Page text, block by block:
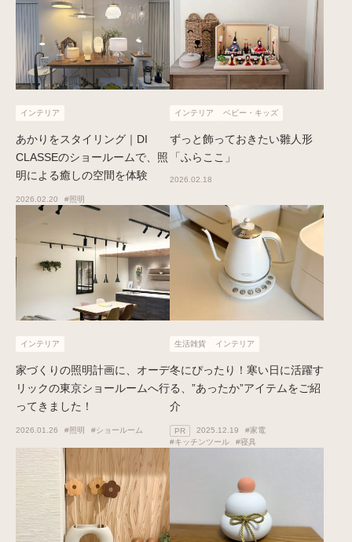
インテリア
あかりをスタイリング｜DI
CLASSEのショールームで、照
明による癒しの空間を体験
2026.02.20 #照明
インテリア ベビー・キッズ
ずっと飾っておきたい雛人形
「ふらここ」
2026.02.18
インテリア
家づくりの照明計画に、オーデ
リックの東京ショールームへ行
ってきました！
2026.01.26 #照明 #ショールーム
生活雑貨 インテリア
冬にぴったり！寒い日に活躍す
る、”あったか”アイテムをご紹
介
PR 2025.12.19
#家電
#キッチンツール
#寝具